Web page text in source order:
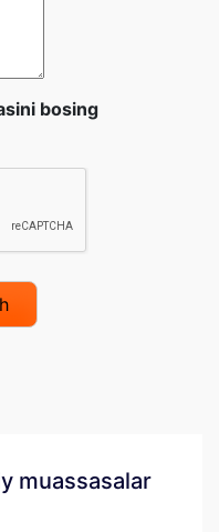
bosing
muassasalar